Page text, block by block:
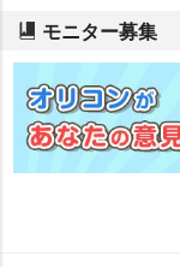
モニター募集